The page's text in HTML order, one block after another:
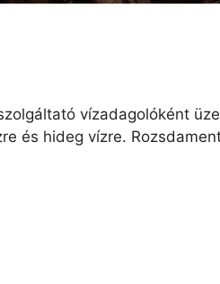
vízadagolóként
és hideg vízre.